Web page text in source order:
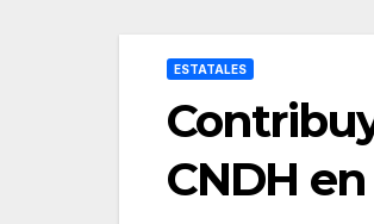
ESTATALES
CNDH